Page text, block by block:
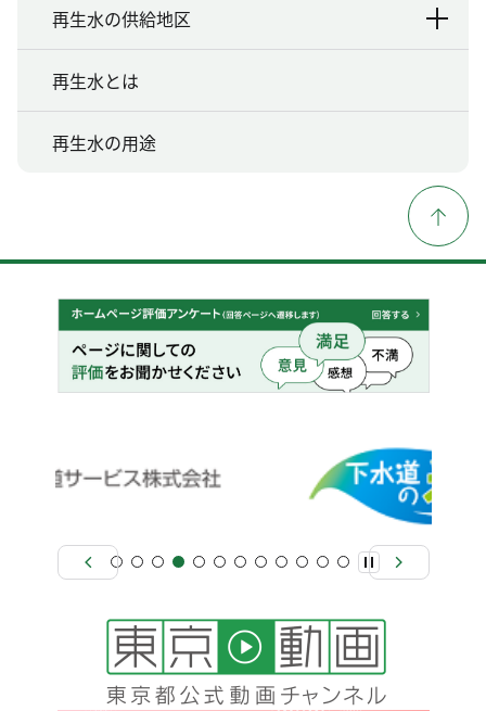
再生水の供給地区
再生水とは
再生水の用途